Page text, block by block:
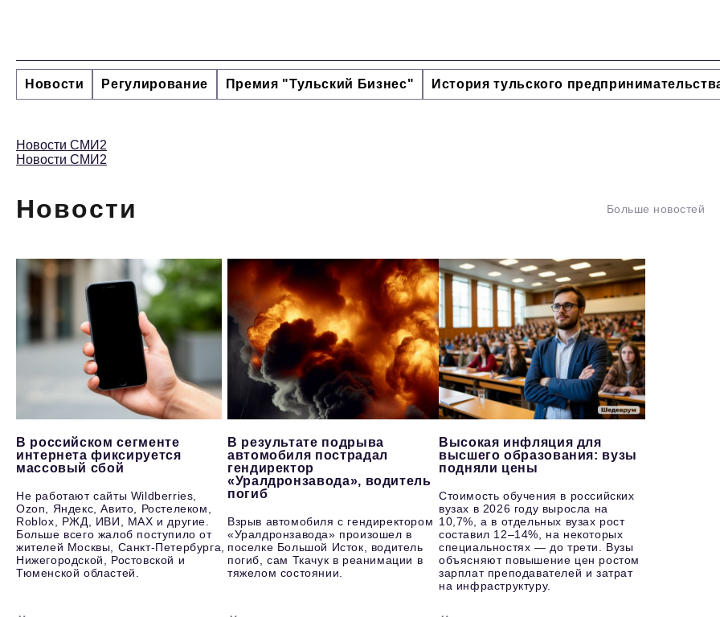
Новости Регулирование Премия "Тульский Бизнес" История тульского
Новости СМИ2
Новости СМИ2
Новости Больше новостей
В российском сегменте
интернета фиксируется
массовый сбой
Не работают сайты Wildberries,
Ozon, Яндекс, Авито, Ростелеком,
Roblox, РЖД, ИВИ, MAX и другие.
Больше всего жалоб поступило от
жителей Москвы, Санкт-Петербурга,
Нижегородской, Ростовской и
Тюменской областей.
В результате подрыва
автомобиля пострадал
гендиректор
«Уралдронзавода», водитель
погиб
Взрыв автомобиля с гендиректором
«Уралдронзавода» произошел в
поселке Большой Исток, водитель
погиб, сам Ткачук в реанимации в
тяжелом состоянии.
Высокая инфляция для
высшего образования: вузы
подняли цены
Стоимость обучения в российских
вузах в 2026 году выросла на
10,7%, а в отдельных вузах рост
составил 12–14%, на некоторых
специальностях — до трети. Вузы
объясняют повышение цен ростом
зарплат преподавателей и затрат
на инфраструктуру.